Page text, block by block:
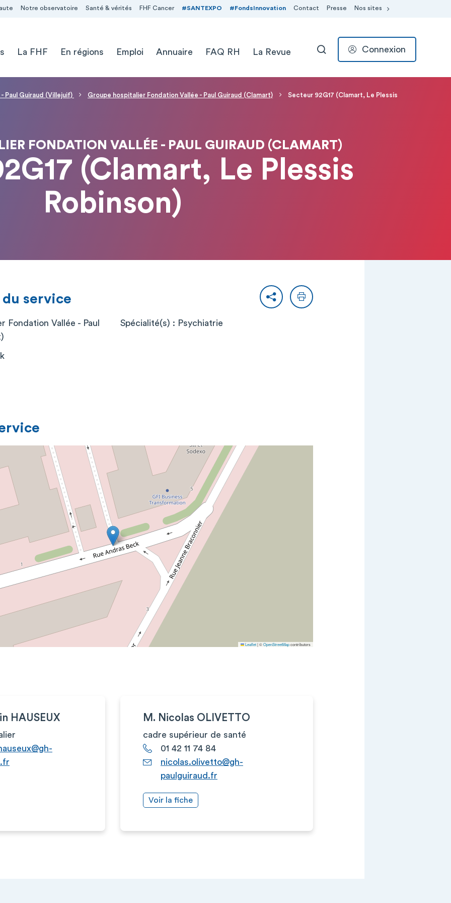
Notre observatoire Santé & vérités FHF Cancer #SANTEXPO #FondsInnovation Contact Presse Nos sites
La FHF En régions Emploi Annuaire FAQ RH La Revue RECHERCHER
Connexion
Paul Guiraud (Villejuif) Groupe hospitalier Fondation Vallée - Paul Guiraud (Clamart) Secteur 92G17 (Clamart, Le Plessis
FONDATION VALLÉE - PAUL GUIRAUD (CLAMART)
(Clamart, Le Plessis
Robinson)
PartagerImprimer
service
Fondation Vallée - Paul
Spécialité(s) : Psychiatrie
Leaflet|©OpenStreetMapcontributors
HAUSEUX M. Nicolas OLIVETTO
cadre supérieur de santé
01 42 11 74 84
nicolas.olivetto@gh-
paulguiraud.fr
Voir la fiche